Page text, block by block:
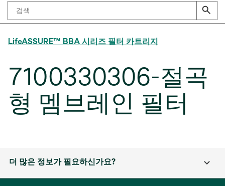
LifeASSURE™ BBA 시리즈 필터 카트리지
7100330306-절곡
형 멤브레인 필터
더 많은 정보가 필요하신가요?